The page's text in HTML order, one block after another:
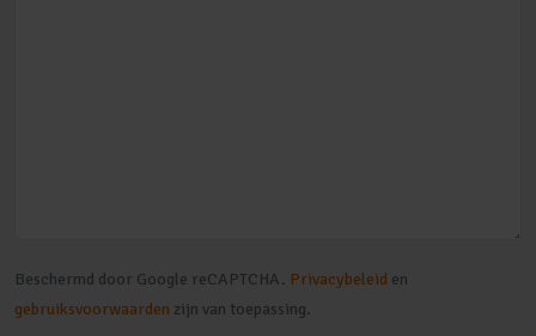
Beschermd door Google reCAPTCHA. Privacybeleid en
gebruiksvoorwaarden zijn van toepassing.